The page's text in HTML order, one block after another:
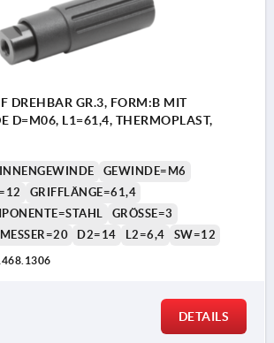
DREHBAR GR.3, FORM:B MIT
D=M06, L1=61,4, THERMOPLAST,
GEWINDE=M6
GRIFFLÄNGE=61,4
GRÖSSE=3
D2=14 L2=6,4 SW=12
DETAILS